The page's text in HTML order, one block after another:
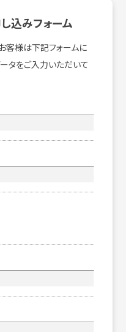
込みフォーム
客様は下記フォームに
タをご入力いただいて